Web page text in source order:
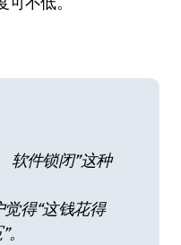
软件锁闭”这种
得“这钱花得